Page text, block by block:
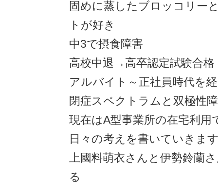
固めに蒸したブロッコリー
トが好き
中3で摂食障害
高校中退→高卒認定試験合
アルバイト～正社員時代を
閉症スペクトラムと双極性
現在はA型事業所の在宅利用
日々の考えを書いていきま
上國料萌衣さんと伊勢鈴蘭
る